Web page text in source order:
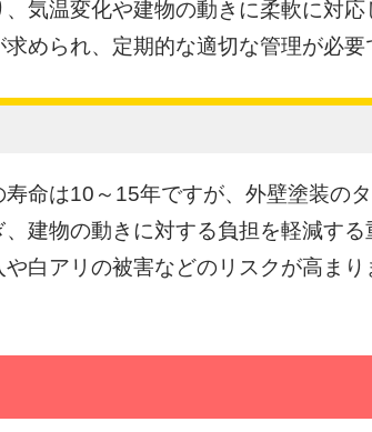
気温変化や建物の動きに柔軟に対
められ、定期的な適切な管理が必要
命は10～15年ですが、外壁塗装の
建物の動きに対する負担を軽減す
白アリの被害などのリスクが高ま